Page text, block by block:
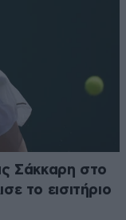
Σάκκαρη στο
το εισιτήριο